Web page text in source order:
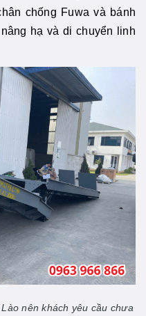
chống Fuwa và bánh
hạ và di chuyển linh
nên khách yêu cầu chưa